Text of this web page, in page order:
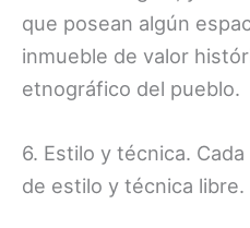
que posean algún
inmueble de valor
etnográfico del pueblo.
6. Estilo y técnica.
de estilo y técnica libre.